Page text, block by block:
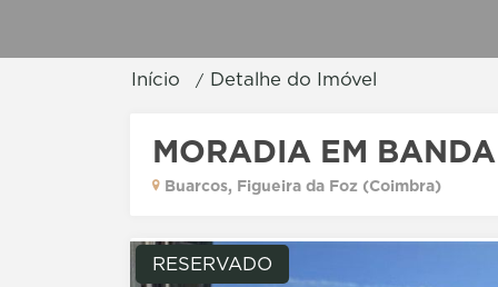
Início Detalhe do Imóvel
MORADIA EM
Buarcos, Figueira da Foz (Coimbra)
RESERVADO